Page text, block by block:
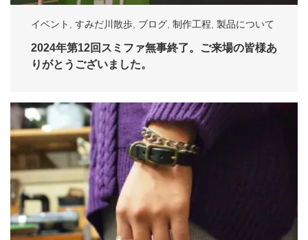
イベント すみだ川散歩 ブログ 制作工程 製品について
2024年第12回スミファ無事終了。ご来場の皆様あ
りがとうございました。